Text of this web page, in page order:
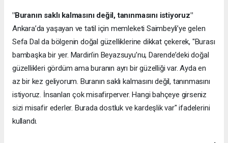
"Buranın saklı kalmasını değil, tanınmasını istiyoruz"
Ankara’da yaşayan ve tatil için memleketi Saimbeyli’ye gelen
Sefa Dal da bölgenin doğal güzelliklerine dikkat çekerek, "Burası
bambaşka bir yer. Mardin’in Beyazsuyu’nu, Darende’deki doğal
güzellikleri gördüm ama buranın ayrı bir güzelliği var. Ayda en
az bir kez geliyorum. Buranın saklı kalmasını değil, tanınmasını
istiyoruz. İnsanları çok misafirperver. Hangi bahçeye girseniz
sizi misafir ederler. Burada dostluk ve kardeşlik var" ifadelerini
kullandı.